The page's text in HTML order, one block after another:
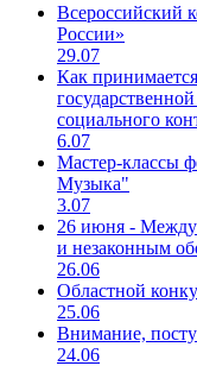
Всероссийский
России»
29.07
Как
социального
6.07
Мастер-классы
Музыка"
3.07
26 июня -
и незаконным
26.06
Областной
25.06
Внимание,
24.06